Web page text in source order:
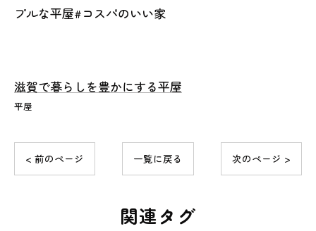
プルな平屋#コスパのいい家
滋賀で暮らしを豊かにする平屋
平屋
< 前のページ 一覧に戻る 次のページ >
関連タグ